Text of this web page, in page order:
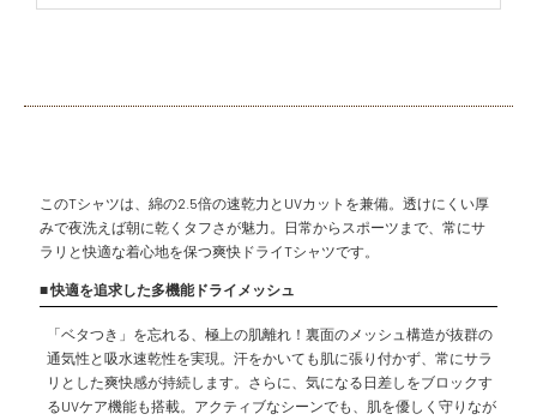
このTシャツは、綿の2.5倍の速乾力とUVカットを兼備。透けにくい厚
みで夜洗えば朝に乾くタフさが魅力。日常からスポーツまで、常にサ
ラリと快適な着心地を保つ爽快ドライTシャツです。
■ 快適を追求した多機能ドライメッシュ
「ベタつき」を忘れる、極上の肌離れ！裏面のメッシュ構造が抜群の
通気性と吸水速乾性を実現。汗をかいても肌に張り付かず、常にサラ
リとした爽快感が持続します。さらに、気になる日差しをブロックす
るUVケア機能も搭載。アクティブなシーンでも、肌を優しく守りなが